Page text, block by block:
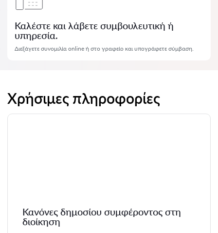
Καλέστε και λάβετε συμβουλευτική ή
υπηρεσία.
Διεξάγετε συνομιλία online ή στο γραφείο και υπογράφετε σύμβαση.
Χρήσιμες πληροφορίες
Κανόνες δημοσίου συμφέροντος στη
διοίκηση